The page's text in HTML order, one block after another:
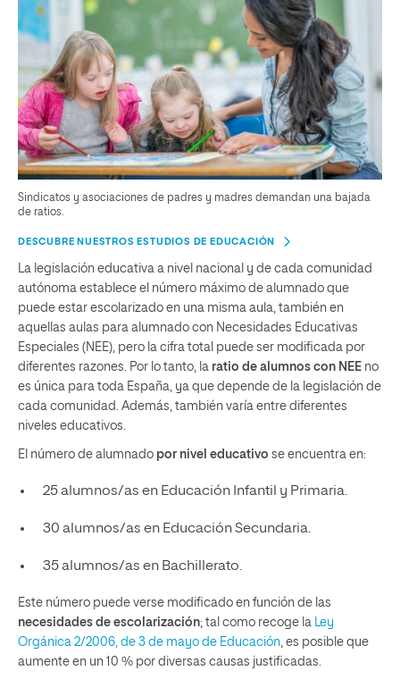
Sindicatos y asociaciones de padres y madres demandan una bajada
de ratios.
DESCUBRE NUESTROS ESTUDIOS DE EDUCACIÓN
La legislación educativa a nivel nacional y de cada comunidad
autónoma establece el número máximo de alumnado que
puede estar escolarizado en una misma aula, también en
aquellas aulas para alumnado con Necesidades Educativas
Especiales (NEE), pero la cifra total puede ser modificada por
diferentes razones. Por lo tanto, la ratio de alumnos con NEE no
es única para toda España, ya que depende de la legislación de
cada comunidad. Además, también varía entre diferentes
niveles educativos.
El número de alumnado por nivel educativo se encuentra en:
25 alumnos/as en Educación Infantil y Primaria.
30 alumnos/as en Educación Secundaria.
35 alumnos/as en Bachillerato.
Este número puede verse modificado en función de las
necesidades de escolarización; tal como recoge la
Ley
Orgánica 2/2006, de 3 de mayo de Educación , es posible que
aumente en un 10 % por diversas causas justificadas.